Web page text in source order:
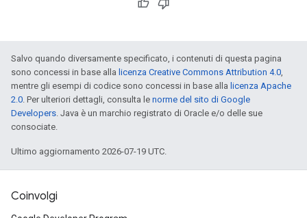
Salvo quando diversamente specificato, i contenuti di questa pagina
sono concessi in base alla licenza Creative Commons Attribution 4.0,
mentre gli esempi di codice sono concessi in base alla licenza Apache
2.0. Per ulteriori dettagli, consulta le norme del sito di Google
Developers. Java è un marchio registrato di Oracle e/o delle sue
consociate.
Ultimo aggiornamento 2026-07-19 UTC.
Coinvolgi